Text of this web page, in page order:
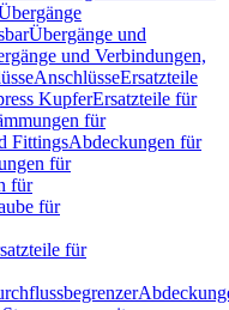
Übergänge und
und Verbindungen,
AnschlüsseErsatzteile
KupferErsatzteile für
für
FittingsAbdeckungen für
für
für
für
für